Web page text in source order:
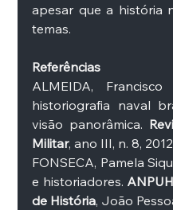
apesar que a história
temas.
Referências
ALMEIDA,
historiografia naval
visão panorâmica.
Militar, ano III, n. 8,
FONSECA, Pamela
e historiadores.
de História, João